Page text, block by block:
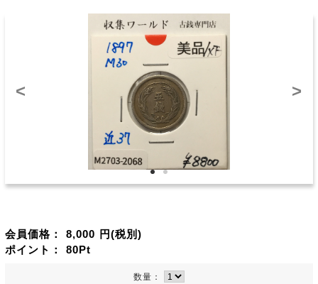
< >
会員価格： 8,000 円(税別)
ポイント： 80Pt
数量：